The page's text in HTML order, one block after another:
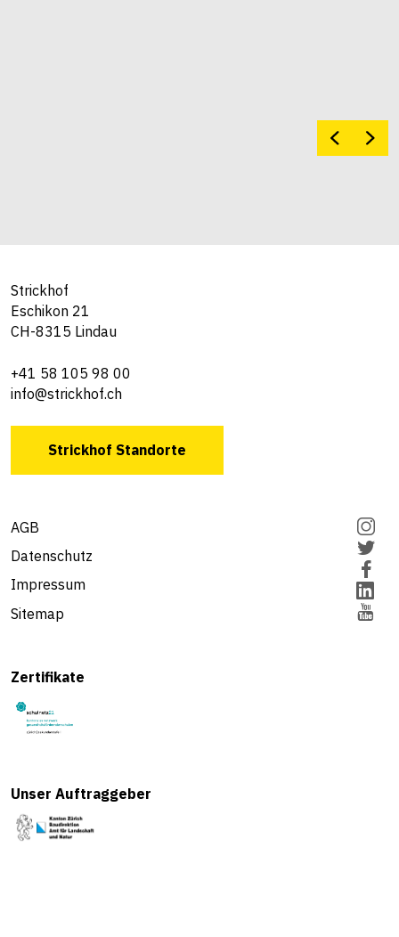
Strickhof
Eschikon 21
CH-8315 Lindau
+41 58 105 98 00
info@strickhof.ch
Strickhof Standorte
AGB
Datenschutz
Impressum
Sitemap
Zertifikate
Unser Auftraggeber